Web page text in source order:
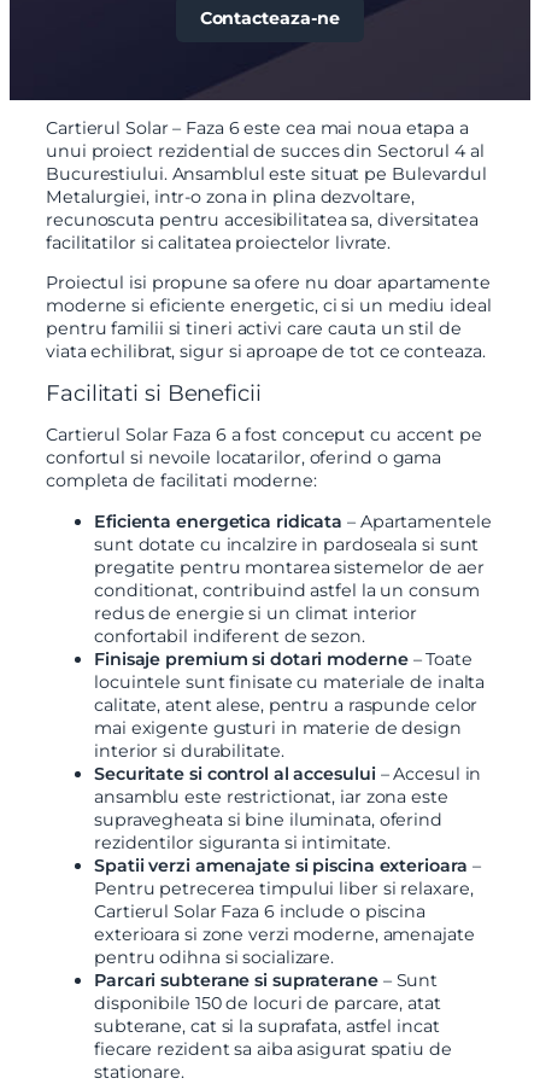
Contacteaza-ne
Cartierul Solar – Faza 6 este cea mai noua etapa a
unui proiect rezidential de succes din Sectorul 4 al
Bucurestiului. Ansamblul este situat pe Bulevardul
Metalurgiei, intr-o zona in plina dezvoltare,
recunoscuta pentru accesibilitatea sa, diversitatea
facilitatilor si calitatea proiectelor livrate.
Proiectul isi propune sa ofere nu doar apartamente
moderne si eficiente energetic, ci si un mediu ideal
pentru familii si tineri activi care cauta un stil de
viata echilibrat, sigur si aproape de tot ce conteaza.
Facilitati si Beneficii
Cartierul Solar Faza 6 a fost conceput cu accent pe
confortul si nevoile locatarilor, oferind o gama
completa de facilitati moderne:
Eficienta energetica ridicata – Apartamentele
sunt dotate cu incalzire in pardoseala si sunt
pregatite pentru montarea sistemelor de aer
conditionat, contribuind astfel la un consum
redus de energie si un climat interior
confortabil indiferent de sezon.
Finisaje premium si dotari moderne– Toate
locuintele sunt finisate cu materiale de inalta
calitate, atent alese, pentru a raspunde celor
mai exigente gusturi in materie de design
interior si durabilitate.
Securitate si control al accesului – Accesul in
ansamblu este restrictionat, iar zona este
supravegheata si bine iluminata, oferind
rezidentilor siguranta si intimitate.
Spatii verzi amenajate si piscina exterioara –
Pentru petrecerea timpului liber si relaxare,
Cartierul Solar Faza 6 include o piscina
exterioara si zone verzi moderne, amenajate
pentru odihna si socializare.
Parcari subterane si supraterane– Sunt
disponibile 150 de locuri de parcare, atat
subterane, cat si la suprafata, astfel incat
fiecare rezident sa aiba asigurat spatiu de
stationare.